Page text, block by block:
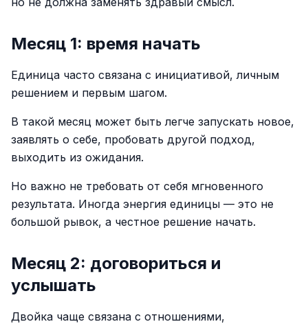
Месяц 1: время начать
Единица часто связана с инициативой, личным
решением и первым шагом.
В такой месяц может быть легче запускать новое,
заявлять о себе, пробовать другой подход,
выходить из ожидания.
Но важно не требовать от себя мгновенного
результата. Иногда энергия единицы — это не
большой рывок, а честное решение начать.
Месяц 2: договориться и
услышать
Двойка чаще связана с отношениями,